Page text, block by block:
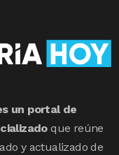
un portal de
que reúne
y actualizado de